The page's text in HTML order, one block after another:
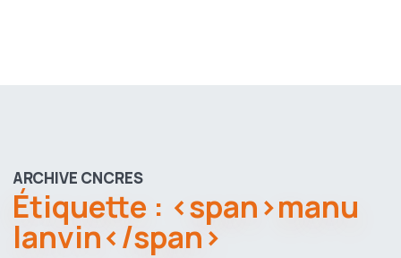
ARCHIVE CNCRES
Étiquette : <span>manu
lanvin</span>